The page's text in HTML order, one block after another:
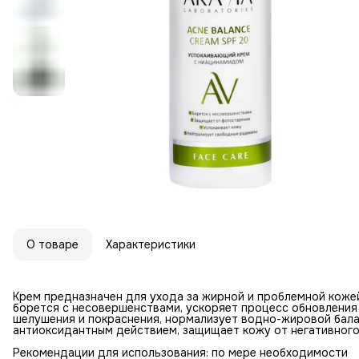
О товаре Характеристики
Крем предназначен для ухода за жирной и проблемной
борется с несовершенствами, ускоряет процесс
шелушения и покраснения, нормализует водно-жировой
антиоксидантным действием, защищает кожу от
Рекомендации для использования: по мере необходимости